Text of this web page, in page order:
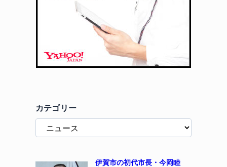
カテゴリー
伊賀市の初代市長・今岡睦